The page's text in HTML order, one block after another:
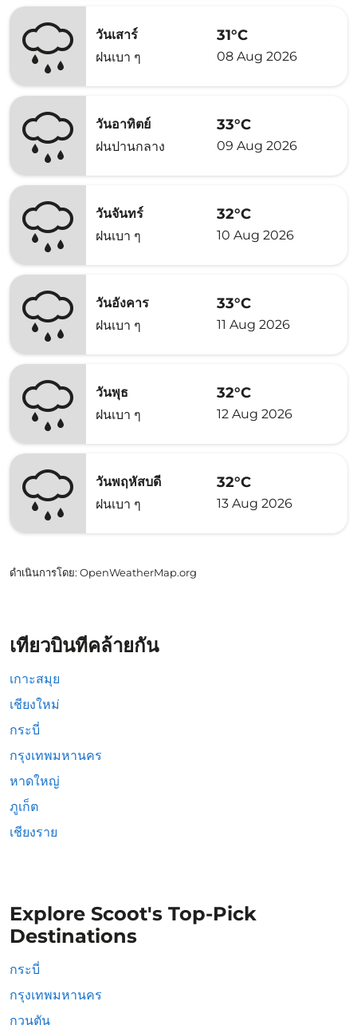
วันเสาร์
ฝนเบา ๆ
31°C
08 Aug 2026
วันอาทิตย์
ฝนปานกลาง
33°C
09 Aug 2026
วันจันทร์
ฝนเบา ๆ
32°C
10 Aug 2026
วันอังคาร
ฝนเบา ๆ
33°C
11 Aug 2026
วันพุธ
ฝนเบา ๆ
32°C
12 Aug 2026
วันพฤหัสบดี
ฝนเบา ๆ
32°C
13 Aug 2026
ดำเนินการโดย: OpenWeatherMap.org
เที่ยวบินที่คล้ายกัน
เกาะสมุย
เชียงใหม่
กระบี่
กรุงเทพมหานคร
หาดใหญ่
ภูเก็ต
เชียงราย
Explore Scoot's Top-Pick
Destinations
กระบี่
กรุงเทพมหานคร
กวนตัน